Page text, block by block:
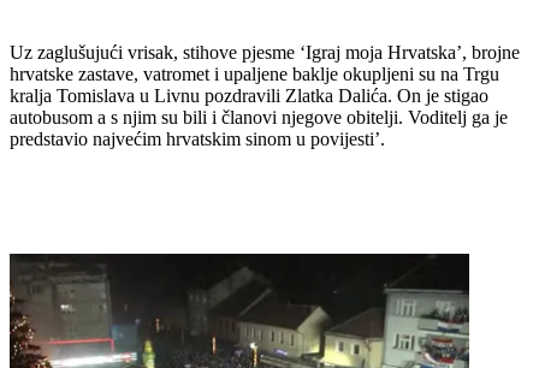
Uz zaglušujući vrisak, stihove pjesme ‘Igraj moja Hrvatska’, brojne
hrvatske zastave, vatromet i upaljene baklje okupljeni su na Trgu
kralja Tomislava u Livnu pozdravili Zlatka Dalića. On je stigao
autobusom a s njim su bili i članovi njegove obitelji. Voditelj ga je
predstavio najvećim hrvatskim sinom u povijesti’.